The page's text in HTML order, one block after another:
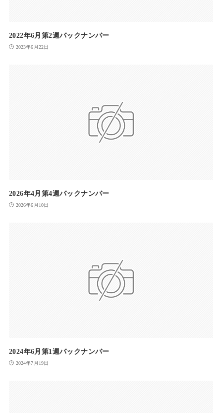
2022年6月第2週バックナンバー
2023年6月22日
2026年4月第4週バックナンバー
2026年6月10日
2024年6月第1週バックナンバー
2024年7月19日